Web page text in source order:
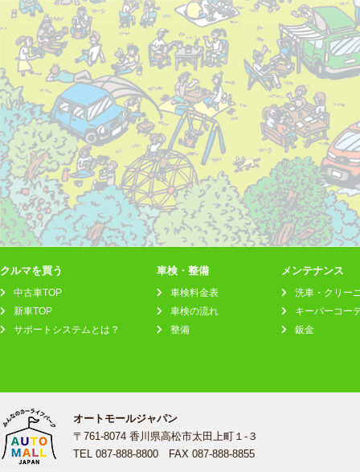
クルマを買う
中古車TOP
新車TOP
サポートシステムとは？
車検・整備
車検料金表
車検の流れ
整備
メンテナンス
洗車・クリー
キーパーコー
鈑金
オートモールジャパン
〒761-8074 香川県高松市太田上町１-３
TEL 087-888-8800 FAX 087-888-8855